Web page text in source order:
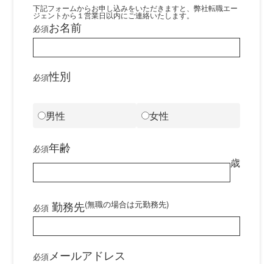
下記フォームからお申し込みをいただきますと、弊社転職エー
ジェントから１営業日以内にご連絡いたします。
必須お名前
必須性別
男性 女性
必須年齢
歳
必須 勤務先(無職の場合は元勤務先)
必須 メールアドレス